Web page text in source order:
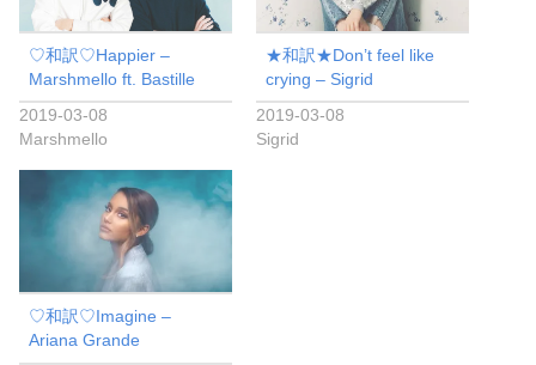
♡和訳♡Happier –
Marshmello ft. Bastille
2019-03-08
Marshmello
★和訳★Don’t feel like
crying – Sigrid
2019-03-08
Sigrid
♡和訳♡Imagine –
Ariana Grande